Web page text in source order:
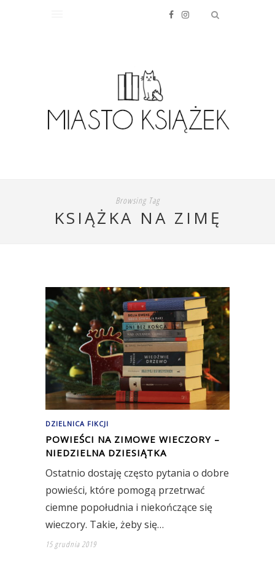
Browsing Tag
KSIĄŻKA NA ZIMĘ
DZIELNICA FIKCJI
POWIEŚCI NA ZIMOWE WIECZORY –
NIEDZIELNA DZIESIĄTKA
Ostatnio dostaję często pytania o dobre
powieści, które pomogą przetrwać
ciemne popołudnia i niekończące się
wieczory. Takie, żeby się…
15 grudnia 2019